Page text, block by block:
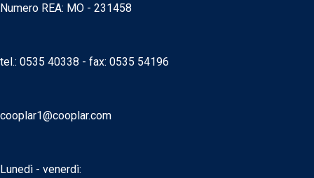
Numero REA: MO - 231458
tel.: 0535 40338 - fax: 0535 54196
cooplar1@cooplar.com
Lunedì - venerdì: